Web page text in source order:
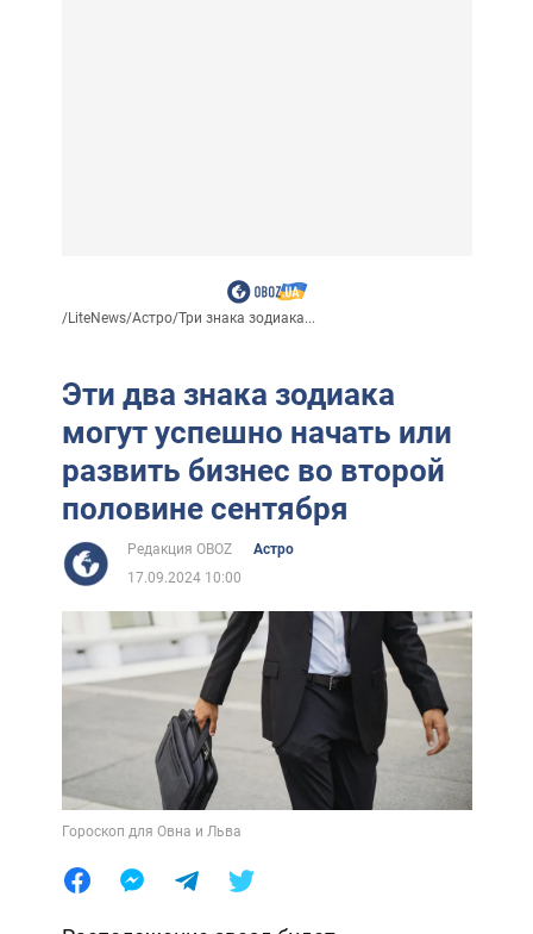
/LiteNews/Астро/Три знака зодиака...
Эти два знака зодиака
могут успешно начать или
развить бизнес во второй
половине сентября
Редакция OBOZ
Астро
17.09.2024 10:00
Гороскоп для Овна и Льва